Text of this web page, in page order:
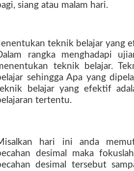
siang atau malam hari.
teknik belajar yang
rangka menghadapi
teknik belajar.
sehingga Apa yang
belajar yang efektif
tertentu.
hari ini anda
desimal maka
desimal tersebut